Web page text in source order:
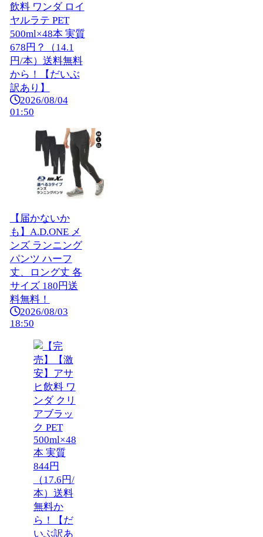
飲料 ワンダ ロイ
ヤルラテ PET
500ml×48本 実質
678円？（14.1
円/本）送料無料
から！【だいぶ
訳あり】
2026/08/04
01:50
【届かないか
も】A.D.ONE メ
ンズ ランニング
パンツ ハーフ
丈、ロング丈 各
サイズ 180円送
料無料！
2026/08/03
18:50